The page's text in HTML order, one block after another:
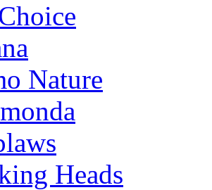
Nature
Heads